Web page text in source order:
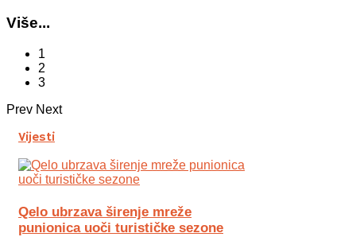
Više...
1
2
3
Prev Next
Vijesti
Qelo ubrzava širenje mreže
punionica uoči turističke sezone